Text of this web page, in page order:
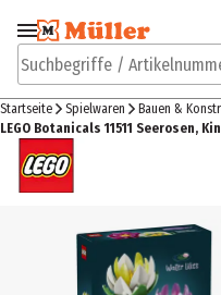
Zur Navigation
springen
Suchbegriffe /
Startseite Spielwaren Bauen &
LEGO Botanicals 11511 Seerosen,